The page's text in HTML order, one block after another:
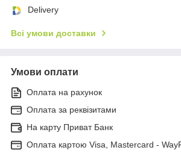
Delivery
Всі умови доставки
Умови оплати
Оплата на рахунок
Оплата за реквізитами
На карту Приват Банк
Оплата картою Visa, Mastercard -